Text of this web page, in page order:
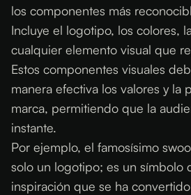
los componentes más
Incluye el logotipo, los colores,
cualquier elemento visual que
Estos componentes visuales
manera efectiva los valores y la
marca, permitiendo que la
instante.
Por ejemplo, el famosísimo
solo un logotipo; es un símbolo
inspiración que se ha